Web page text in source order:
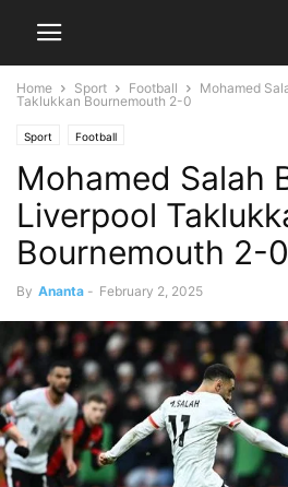
Home Sport Football
Mohamed
Taklukkan Bournemouth 2-0
Sport Football
Mohamed Salah
Liverpool
Bournemouth 2-0
By Ananta - February 2, 2025